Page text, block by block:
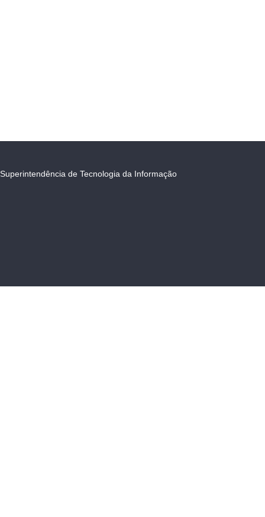
Superintendência de Tecnologia da Informação